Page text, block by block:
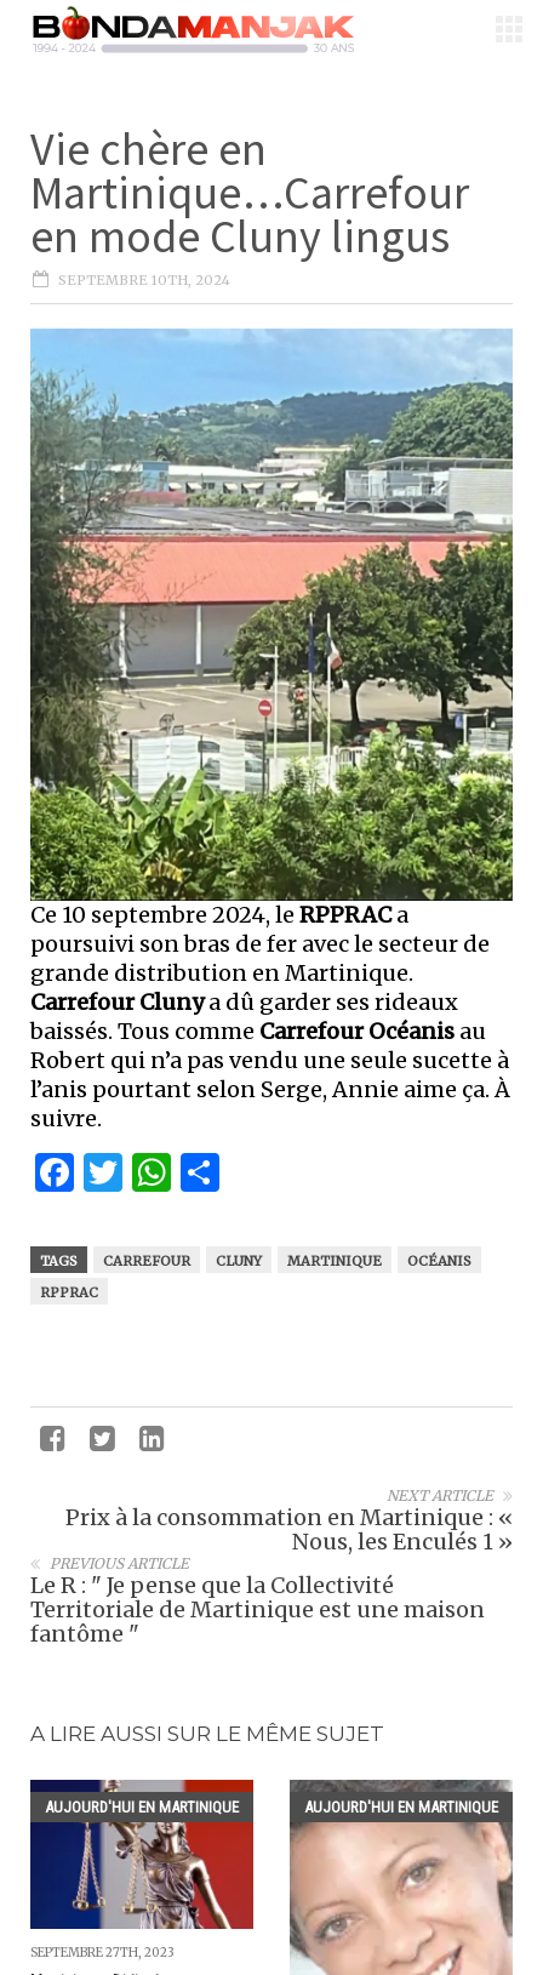
Vie chère en
Martinique…Carrefour
en mode Cluny lingus
SEPTEMBRE 10TH, 2024
Ce 10 septembre 2024, le RPPRACa
poursuivi son bras de fer avec le secteur de
grande distribution en Martinique.
Carrefour Clunya dû garder ses rideaux
baissés. Tous comme Carrefour Océanis au
Robert qui n’a pas vendu une seule sucette à
l’anis pourtant selon Serge, Annie aime ça. À
suivre.
Facebook
Twitter
WhatsApp
TAGS CARREFOUR CLUNY MARTINIQUE
OCÉANIS
RPPRAC
NEXT ARTICLE
Prix à la consommation en Martinique : «
Nous, les Enculés 1 »
PREVIOUS ARTICLE
Le R : " Je pense que la Collectivité
Territoriale de Martinique est une maison
fantôme "
A LIRE AUSSI SUR LE MÊME SUJET
AUJOURD'HUI EN MARTINIQUE
SEPTEMBRE 27TH, 2023
AUJOURD'HUI EN MARTINIQUE